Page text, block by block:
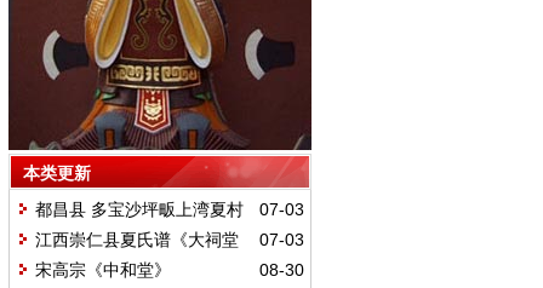
本类更新
07-03
都昌县 多宝沙坪畈上湾夏村
义塾记
07-03
江西崇仁县夏氏谱《大祠堂
记》译文
08-30
宋高宗《中和堂》